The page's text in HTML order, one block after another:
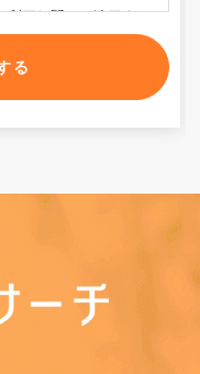
利用に関して適用され
ます。
に変更する場合があり
ます。サービス変更・
を変更・停止できる
止に伴い、利用者に損
わないものとしま